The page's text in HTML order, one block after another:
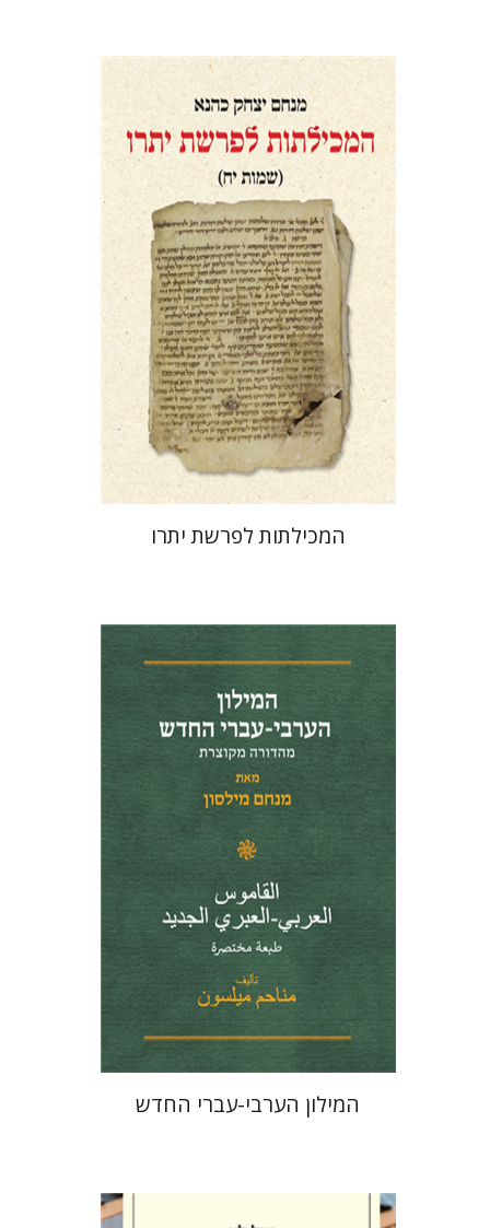
מנחם יצחק כהנא
הנחת אתר ספר מודפס
$46
$41
המכילתות לפרשת יתרו
מנחם מילסון
הנחת אתר ספר מודפס
$46
$41
המילון הערבי-עברי החדש